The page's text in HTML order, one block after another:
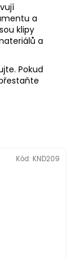
a
klipy
a
Pokud
Kód: KND209